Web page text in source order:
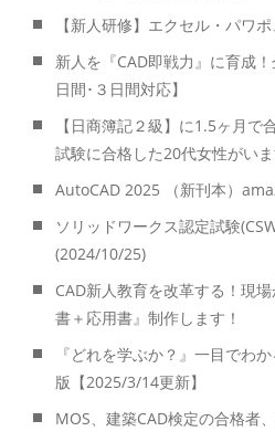
【新人研修】エクセル・パワ
新人を『CAD即戦力』に育成
日間･３日間対応】
【日商簿記２級】に1.5ヶ月で
試験に合格した20代女性がいま
AutoCAD 2025 （新刊本）
ソリッドワークス認定試験
(2024/10/25)
CAD新人教育を改革する！現
書＋応用書』制作します！
『どれを学ぶか？』一目でわ
版【2025/3/14更新】
MOS、建築CAD検定の合格者